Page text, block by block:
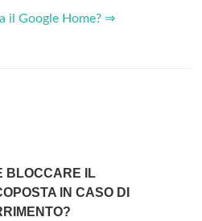
il Google Home? ⇒
BLOCCARE IL
IN CASO DI